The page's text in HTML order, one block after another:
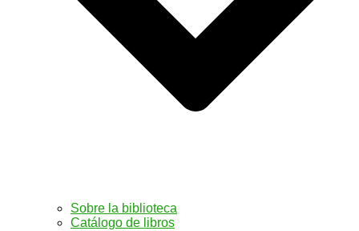
Sobre la biblioteca
Catálogo de libros